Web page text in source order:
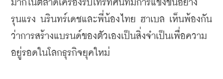
มากในตลาดเครื่องรับโทรทัศน์ที่มีการแข่งขันอย่าง
รุนแรง นรินทร์เดชและพี่น้องไทย ฮาเบล เห็นพ้องกัน
ว่าการสร้างแบรนด์ของตัวเองเป็นสิ่งจำเป็นเพื่อความ
อยู่รอดในโลกธุรกิจยุคใหม่